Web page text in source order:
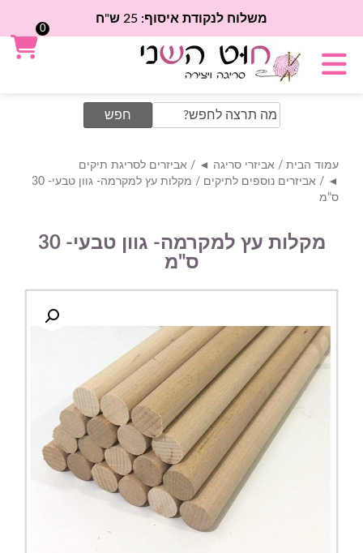
משלוח לנקודת איסוף: 25 ש"ח
Search
for:
עמוד הבית / אביזרי סריגה ◄ / אביזרים לסריגת תיקים
◄
/ אביזרים נוספים לתיקים
/ מקלות עץ למקרמה- גוון טבעי- 30
ס"מ
מקלות עץ למקרמה- גוון טבעי- 30
ס"מ
0